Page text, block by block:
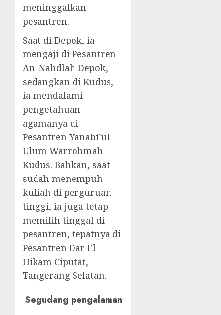
meninggalkan
pesantren.
Saat di Depok, ia
mengaji di Pesantren
An-Nahdlah Depok,
sedangkan di Kudus,
ia mendalami
pengetahuan
agamanya di
Pesantren Yanabi’ul
Ulum Warrohmah
Kudus. Bahkan, saat
sudah menempuh
kuliah di perguruan
tinggi, ia juga tetap
memilih tinggal di
pesantren, tepatnya di
Pesantren Dar El
Hikam Ciputat,
Tangerang Selatan.
Segudang pengalaman